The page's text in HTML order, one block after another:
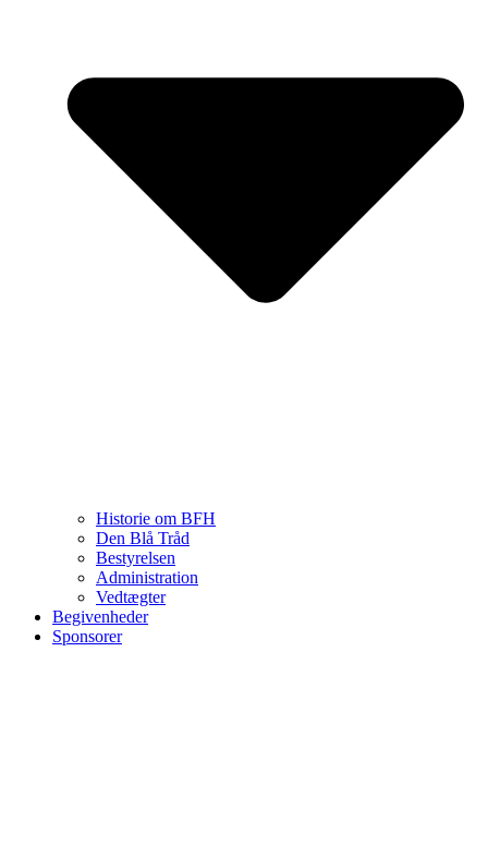
Historie om BFH
Den Blå Tråd
Bestyrelsen
Administration
Vedtægter
Begivenheder
Sponsorer